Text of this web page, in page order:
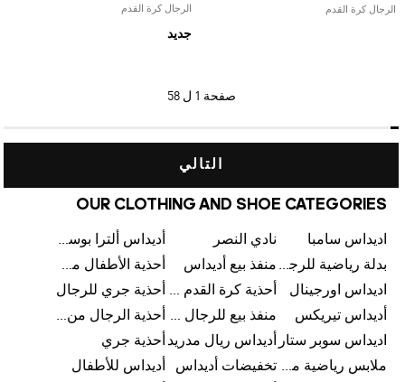
الرجال كرة القدم الرجال كرة القدم
جديد
صفحة 1 ل 58
التالي
OUR CLOTHING AND SHOE CATEGORIES
اديداس سامبا نادي النصر
أديداس ألترا بوست
بدلة رياضية للرجال من أديداس منفذ بيع أديداس
أحذية الأطفال من أديداس
اديداس اورجينال
أحذية كرة القدم للرجال من أديداس
أحذية جري للرجال
أديداس تيريكس
منفذ بيع للرجال من أديداس
أحذية الرجال من أديداس
اديداس سوبر ستار
أديداس ريال مدريد أحذية جري
ملابس رياضية من أديداس تخفيضات أديداس
أديداس للأطفال